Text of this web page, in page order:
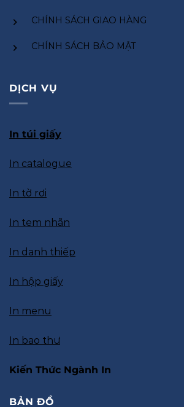
CHÍNH SÁCH GIAO HÀNG
CHÍNH SÁCH BẢO MẬT
DỊCH VỤ
In túi giấy
In catalogue
In tờ rơi
In tem nhãn
In danh thiếp
In hộp giấy
In menu
In bao thư
Kiến Thức Ngành In
BẢN ĐỒ